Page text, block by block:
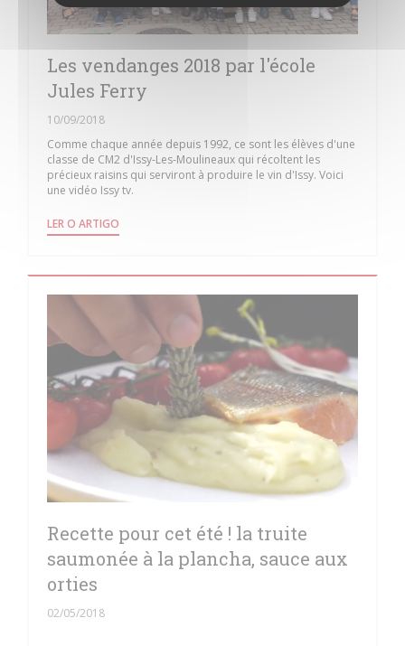
Les vendanges 2018 par l'école
Jules Ferry
10/09/2018
Comme chaque année depuis 1992, ce sont les élèves d'une
classe de CM2 d'Issy-Les-Moulineaux qui récoltent les
précieux raisins qui serviront à produire le vin d'Issy. Voici
une vidéo Issy tv.
LER O ARTIGO
Recette pour cet été ! la truite
saumonée à la plancha, sauce aux
orties
02/05/2018